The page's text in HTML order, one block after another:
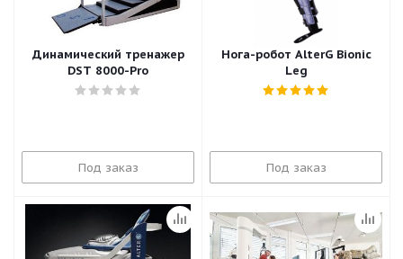
Динамический тренажер
DST 8000-Pro
Под заказ
Нога-робот AlterG Bionic
Leg
Под заказ